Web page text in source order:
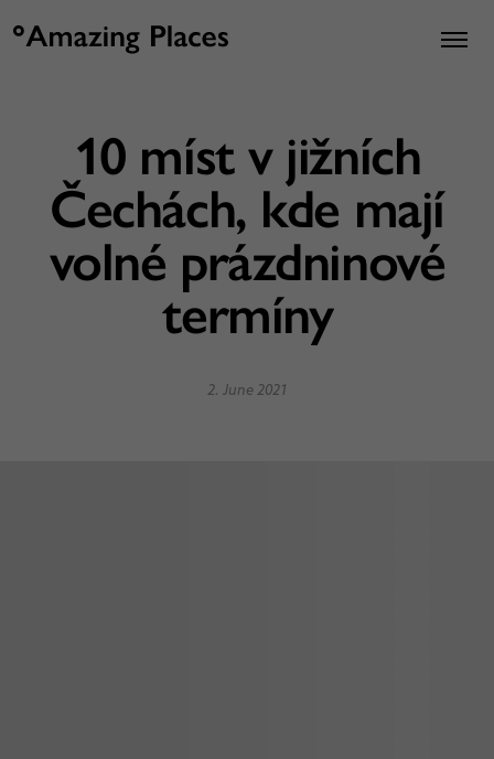
10 míst v jižních
Čechách, kde mají
volné prázdninové
termíny
2. June 2021